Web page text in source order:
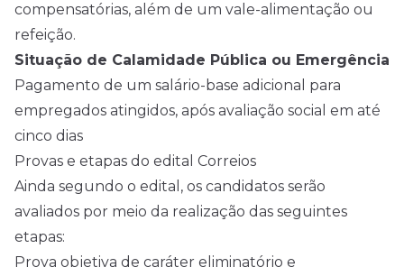
compensatórias, além de um vale-alimentação ou
refeição.
Situação de Calamidade Pública ou Emergência
Pagamento de um salário-base adicional para
empregados atingidos, após avaliação social em até
cinco dias
Provas e etapas do edital Correios
Ainda segundo o edital, os candidatos serão
avaliados por meio da realização das seguintes
etapas:
Prova objetiva de caráter eliminatório e